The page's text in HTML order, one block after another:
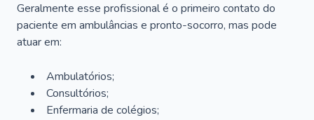
Geralmente esse profissional é o primeiro contato do
paciente em ambulâncias e pronto-socorro, mas pode
atuar em:
Ambulatórios;
Consultórios;
Enfermaria de colégios;